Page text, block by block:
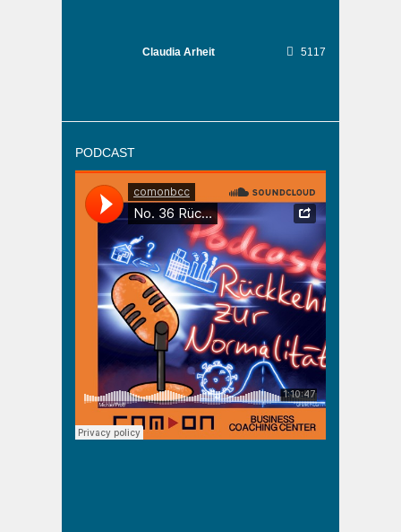
Claudia Arheit 5117
PODCAST